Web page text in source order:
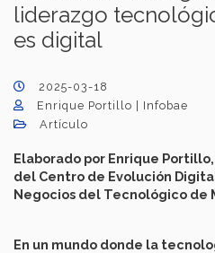
liderazgo
es digital
2025-03-18
Enrique Portillo | Infobae
Artículo
Elaborado por Enrique
del Centro de Evolución
Negocios del Tecnológico de
En un mundo donde la